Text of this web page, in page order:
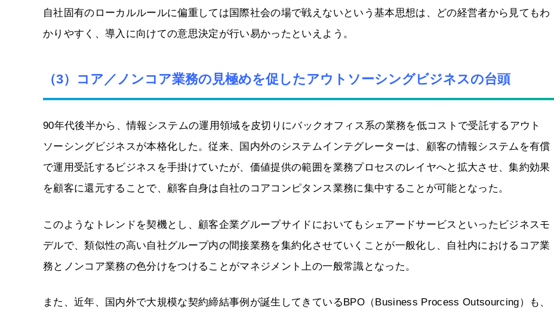
自社固有のローカルルールに偏重しては国際社会の場で戦えないという基本思想は、どの経営者から見てもわ
かりやすく、導入に向けての意思決定が行い易かったといえよう。
（3）コア／ノンコア業務の見極めを促したアウトソーシングビジネスの台頭
90年代後半から、情報システムの運用領域を皮切りにバックオフィス系の業務を低コストで受託するアウト
ソーシングビジネスが本格化した。従来、国内外のシステムインテグレーターは、顧客の情報システムを有償
で運用受託するビジネスを手掛けていたが、価値提供の範囲を業務プロセスのレイヤへと拡大させ、集約効果
を顧客に還元することで、顧客自身は自社のコアコンピタンス業務に集中することが可能となった。
このようなトレンドを契機とし、顧客企業グループサイドにおいてもシェアードサービスといったビジネスモ
デルで、類似性の高い自社グループ内の間接業務を集約化させていくことが一般化し、自社内におけるコア業
務とノンコア業務の色分けをつけることがマネジメント上の一般常識となった。
また、近年、国内外で大規模な契約締結事例が誕生してきているBPO（Business Process Outsourcing）も、